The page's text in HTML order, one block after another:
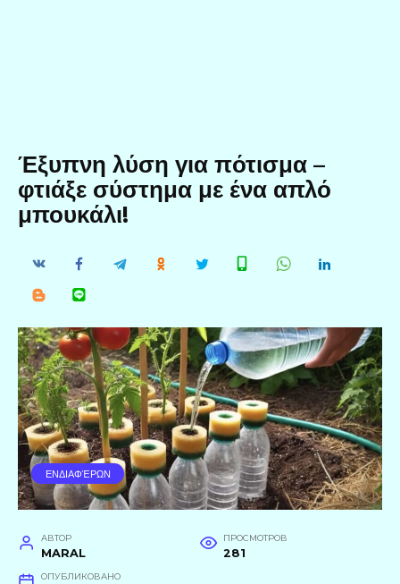
Έξυπνη λύση για πότισμα –
φτιάξε σύστημα με ένα απλό
μπουκάλι!
ΕΝΔΙΑΦΈΡΩΝ
АВТОР
MARAL
ПРОСМОТРОВ
281
ОПУБЛИКОВАНО